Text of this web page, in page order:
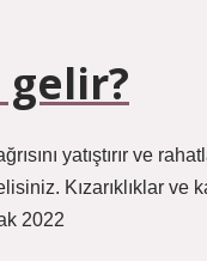
gelir?
yatıştırır ve
Kızarıklıklar ve
2022